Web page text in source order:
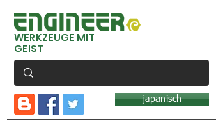
WERKZEUGE MIT
GEIST
japanisch